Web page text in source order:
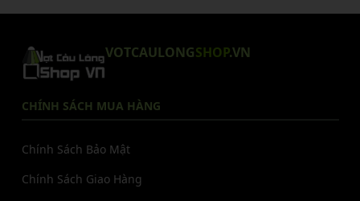
VOTCAULONGSHOP.VN
CHÍNH SÁCH MUA HÀNG
Chính Sách Bảo Mật
Chính Sách Giao Hàng